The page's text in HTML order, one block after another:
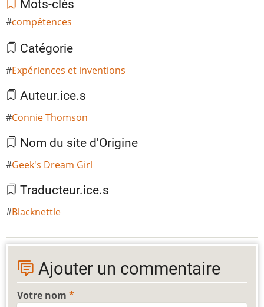
Mots-clés
compétences
Catégorie
Expériences et inventions
Auteur.ice.s
Connie Thomson
Nom du site d'Origine
Geek's Dream Girl
Traducteur.ice.s
Blacknettle
Ajouter un commentaire
Votre nom